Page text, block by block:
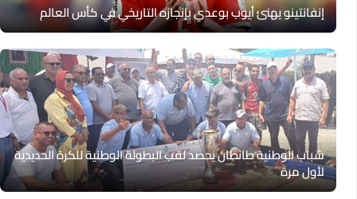
إنفانتينو يهنئ أيوب بوعدي بإنجازه التاريخي في كأس العالم
شباب الوطنية طانطان يحصد لقب البطولة الوطنية للكرة الحديدية
لأول مرة